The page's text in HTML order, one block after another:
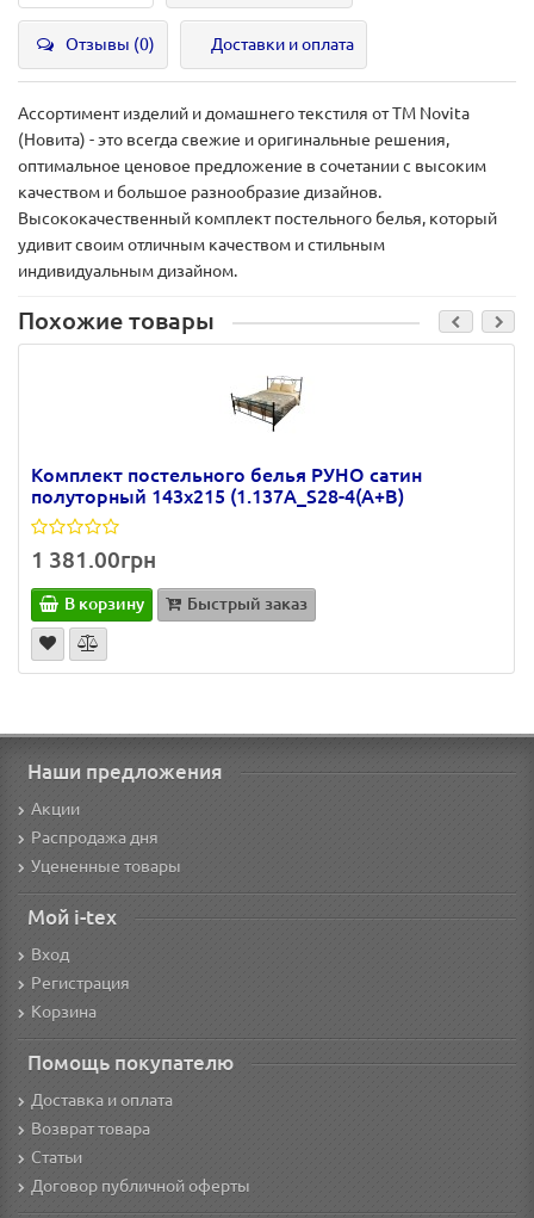
Отзывы (0) Доставки и оплата
Ассортимент изделий и домашнего текстиля от ТМ Novita
(Новита) - это всегда свежие и оригинальные решения,
оптимальное ценовое предложение в сочетании с высоким
качеством и большое разнообразие дизайнов.
Высококачественный комплект постельного белья, который
удивит своим отличным качеством и стильным
индивидуальным дизайном.
Похожие товары
Комплект постельного белья РУНО сатин
полуторный 143х215 (1.137А_S28-4(A+B)
1 381.00грн
В корзину Быстрый заказ
Наши предложения
Акции
Распродажа дня
Уцененные товары
Мой i-tex
Вход
Регистрация
Корзина
Помощь покупателю
Доставка и оплата
Возврат товара
Статьи
Договор публичной оферты